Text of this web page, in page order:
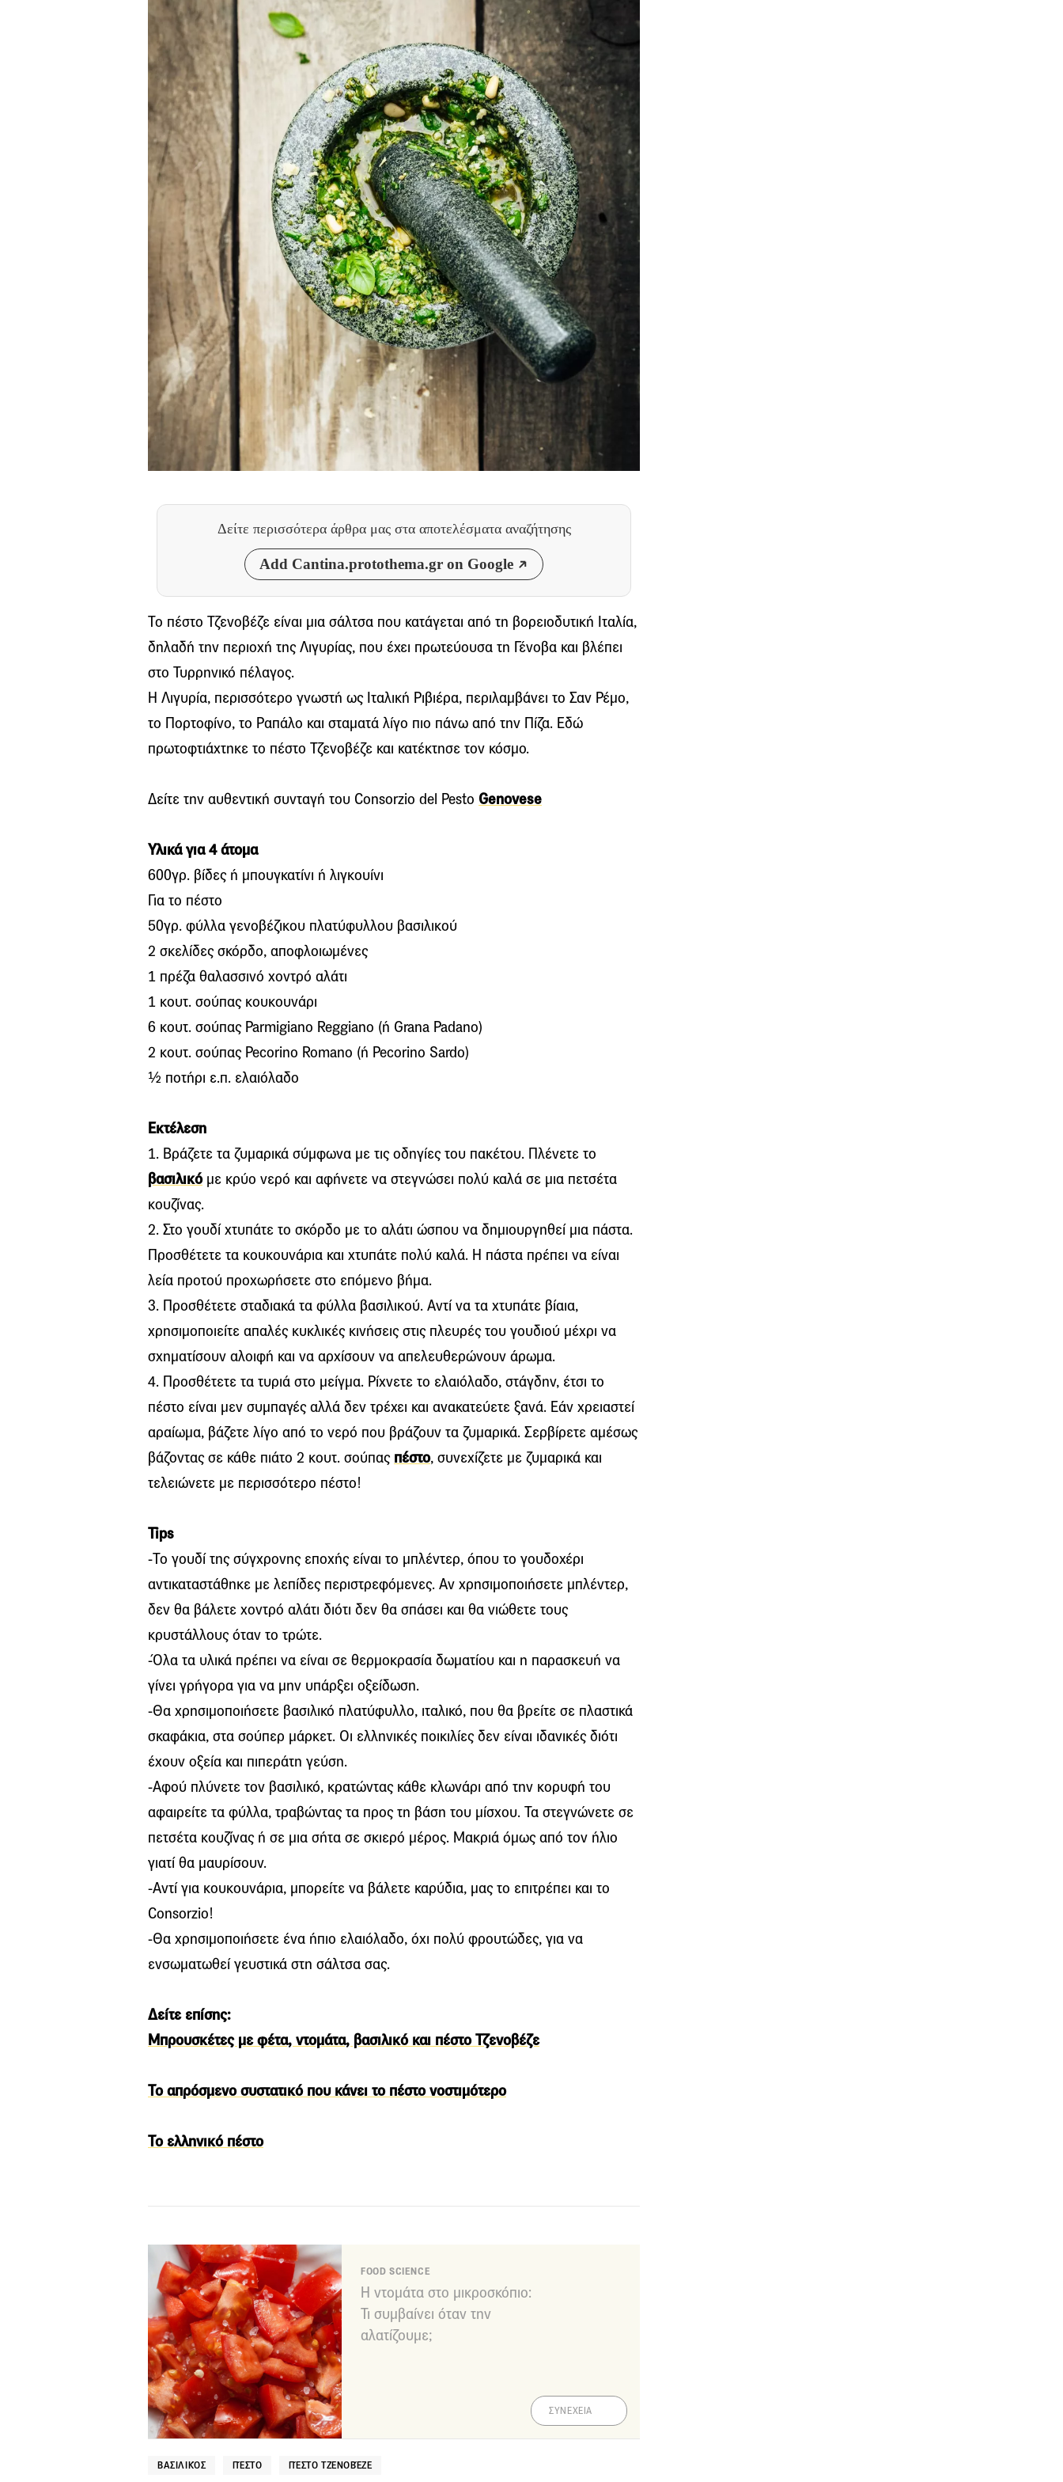
Δείτε περισσότερα άρθρα μας στα αποτελέσματα αναζήτησης
Add Cantina.protothema.gr on Google
Το πέστο Τζενοβέζε είναι μια σάλτσα που κατάγεται από τη βορειοδυτική Ιταλία,
δηλαδή την περιοχή της Λιγυρίας, που έχει πρωτεύουσα τη Γένοβα και βλέπει
στο Τυρρηνικό πέλαγος.
Η Λιγυρία, περισσότερο γνωστή ως Ιταλική Ριβιέρα, περιλαμβάνει το Σαν Ρέμο,
το Πορτοφίνο, το Ραπάλο και σταματά λίγο πιο πάνω από την Πίζα. Εδώ
πρωτοφτιάχτηκε το πέστο Τζενοβέζε και κατέκτησε τον κόσμο.
Δείτε την αυθεντική συνταγή του Consorzio del Pesto Genovese
Υλικά για 4 άτομα
600γρ. βίδες ή μπουγκατίνι ή λιγκουίνι
Για το πέστο
50γρ. φύλλα γενοβέζικου πλατύφυλλου βασιλικού
2 σκελίδες σκόρδο, αποφλοιωμένες
1 πρέζα θαλασσινό χοντρό αλάτι
1 κουτ. σούπας κουκουνάρι
6 κουτ. σούπας Parmigiano Reggiano (ή Grana Padano)
2 κουτ. σούπας Pecorino Romano (ή Pecorino Sardo)
½ ποτήρι ε.π. ελαιόλαδο
Εκτέλεση
1. Βράζετε τα ζυμαρικά σύμφωνα με τις οδηγίες του πακέτου. Πλένετε το
βασιλικόμε κρύο νερό και αφήνετε να στεγνώσει πολύ καλά σε μια πετσέτα
κουζίνας.
2. Στο γουδί χτυπάτε το σκόρδο με το αλάτι ώσπου να δημιουργηθεί μια πάστα.
Προσθέτετε τα κουκουνάρια και χτυπάτε πολύ καλά. Η πάστα πρέπει να είναι
λεία προτού προχωρήσετε στο επόμενο βήμα.
3. Προσθέτετε σταδιακά τα φύλλα βασιλικού. Αντί να τα χτυπάτε βίαια,
χρησιμοποιείτε απαλές κυκλικές κινήσεις στις πλευρές του γουδιού μέχρι να
σχηματίσουν αλοιφή και να αρχίσουν να απελευθερώνουν άρωμα.
4. Προσθέτετε τα τυριά στο μείγμα. Ρίχνετε το ελαιόλαδο, στάγδην, έτσι το
πέστο είναι μεν συμπαγές αλλά δεν τρέχει και ανακατεύετε ξανά. Εάν χρειαστεί
αραίωμα, βάζετε λίγο από το νερό που βράζουν τα ζυμαρικά. Σερβίρετε αμέσως
βάζοντας σε κάθε πιάτο 2 κουτ. σούπας πέστο, συνεχίζετε με ζυμαρικά και
τελειώνετε με περισσότερο πέστο!
Tips
-Το γουδί της σύγχρονης εποχής είναι το μπλέντερ, όπου το γουδοχέρι
αντικαταστάθηκε με λεπίδες περιστρεφόμενες. Αν χρησιμοποιήσετε μπλέντερ,
δεν θα βάλετε χοντρό αλάτι διότι δεν θα σπάσει και θα νιώθετε τους
κρυστάλλους όταν το τρώτε.
-Όλα τα υλικά πρέπει να είναι σε θερμοκρασία δωματίου και η παρασκευή να
γίνει γρήγορα για να μην υπάρξει οξείδωση.
-Θα χρησιμοποιήσετε βασιλικό πλατύφυλλο, ιταλικό, που θα βρείτε σε πλαστικά
σκαφάκια, στα σούπερ μάρκετ. Οι ελληνικές ποικιλίες δεν είναι ιδανικές διότι
έχουν οξεία και πιπεράτη γεύση.
-Αφού πλύνετε τον βασιλικό, κρατώντας κάθε κλωνάρι από την κορυφή του
αφαιρείτε τα φύλλα, τραβώντας τα προς τη βάση του μίσχου. Τα στεγνώνετε σε
πετσέτα κουζίνας ή σε μια σήτα σε σκιερό μέρος. Μακριά όμως από τον ήλιο
γιατί θα μαυρίσουν.
-Αντί για κουκουνάρια, μπορείτε να βάλετε καρύδια, μας το επιτρέπει και το
Consorzio!
-Θα χρησιμοποιήσετε ένα ήπιο ελαιόλαδο, όχι πολύ φρουτώδες, για να
ενσωματωθεί γευστικά στη σάλτσα σας.
Δείτε επίσης:
Μπρουσκέτες με φέτα, ντομάτα, βασιλικό και πέστο Τζενοβέζε
Το απρόσμενο συστατικό που κάνει το πέστο νοστιμότερο
Το ελληνικό πέστο
FOOD SCIENCE
Η ντομάτα στο μικροσκόπιο:
Τι συμβαίνει όταν την
αλατίζουμε;
ΣΥΝΕΧΕΙΑ
ΒΑΣΙΛΙΚΌΣ ΠΈΣΤΟ ΠΈΣΤΟ ΤΖΕΝΟΒΈΖΕ